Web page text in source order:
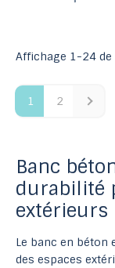
Affichage 1-24
1 2
Banc
durabilité
extérieurs
Le banc en
des espaces